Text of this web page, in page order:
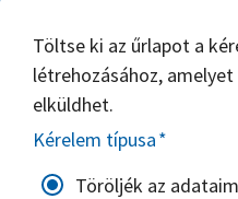
Töltse ki az űrlapot a
létrehozásához,
elküldhet.
Kérelem típusa*
Töröljék az